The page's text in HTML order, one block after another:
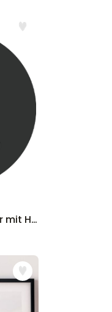
Personalisierbares Poster mit Haustier Illustration - Design